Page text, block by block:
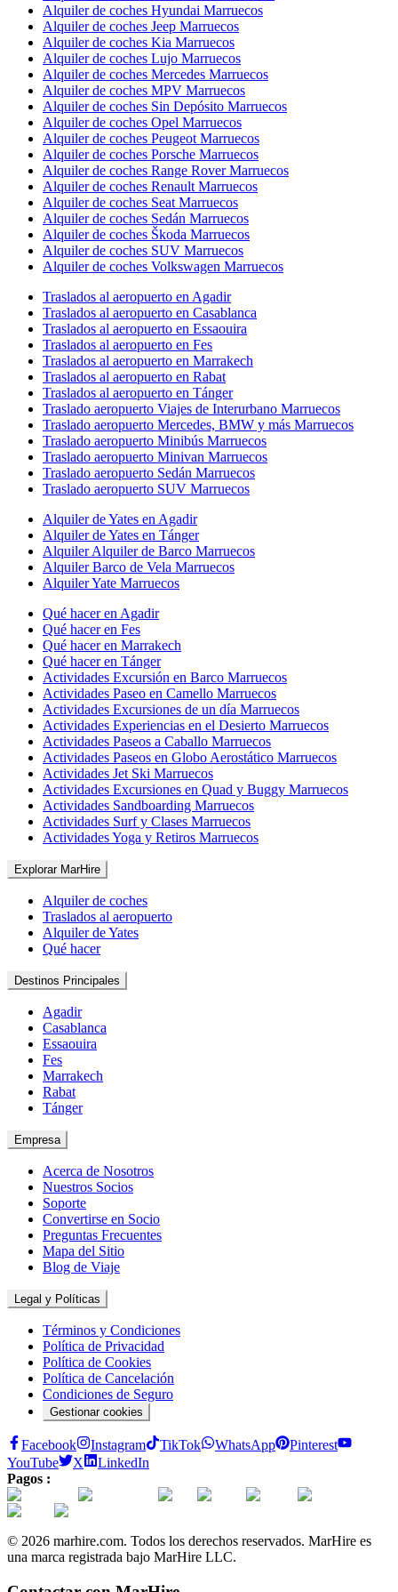
Alquiler de coches Hyundai Marruecos
Alquiler de coches Jeep Marruecos
Alquiler de coches Kia Marruecos
Alquiler de coches Lujo Marruecos
Alquiler de coches Mercedes Marruecos
Alquiler de coches MPV Marruecos
Alquiler de coches Sin Depósito Marruecos
Alquiler de coches Opel Marruecos
Alquiler de coches Peugeot Marruecos
Alquiler de coches Porsche Marruecos
Alquiler de coches Range Rover Marruecos
Alquiler de coches Renault Marruecos
Alquiler de coches Seat Marruecos
Alquiler de coches Sedán Marruecos
Alquiler de coches Škoda Marruecos
Alquiler de coches SUV Marruecos
Alquiler de coches Volkswagen Marruecos
Traslados al aeropuerto en Agadir
Traslados al aeropuerto en Casablanca
Traslados al aeropuerto en Essaouira
Traslados al aeropuerto en Fes
Traslados al aeropuerto en Marrakech
Traslados al aeropuerto en Rabat
Traslados al aeropuerto en Tánger
Traslado aeropuerto Viajes de Interurbano Marruecos
Traslado aeropuerto Mercedes, BMW y más Marruecos
Traslado aeropuerto Minibús Marruecos
Traslado aeropuerto Minivan Marruecos
Traslado aeropuerto Sedán Marruecos
Traslado aeropuerto SUV Marruecos
Alquiler de Yates en Agadir
Alquiler de Yates en Tánger
Alquiler Alquiler de Barco Marruecos
Alquiler Barco de Vela Marruecos
Alquiler Yate Marruecos
Qué hacer en Agadir
Qué hacer en Fes
Qué hacer en Marrakech
Qué hacer en Tánger
Actividades Excursión en Barco Marruecos
Actividades Paseo en Camello Marruecos
Actividades Excursiones de un día Marruecos
Actividades Experiencias en el Desierto Marruecos
Actividades Paseos a Caballo Marruecos
Actividades Paseos en Globo Aerostático Marruecos
Actividades Jet Ski Marruecos
Actividades Excursiones en Quad y Buggy Marruecos
Actividades Sandboarding Marruecos
Actividades Surf y Clases Marruecos
Actividades Yoga y Retiros Marruecos
Explorar MarHire
Alquiler de coches
Traslados al aeropuerto
Alquiler de Yates
Qué hacer
Destinos Principales
Agadir
Casablanca
Essaouira
Fes
Marrakech
Rabat
Tánger
Empresa
Acerca de Nosotros
Nuestros Socios
Soporte
Convertirse en Socio
Preguntas Frecuentes
Mapa del Sitio
Blog de Viaje
Legal y Políticas
Términos y Condiciones
Política de Privacidad
Política de Cookies
Política de Cancelación
Condiciones de Seguro
Gestionar cookies
Facebook Instagram TikTok WhatsApp
Pinterest
YouTube
X
LinkedIn
Pagos :
© 2026 marhire.com. Todos los derechos reservados. MarHire es
una marca registrada bajo MarHire LLC.